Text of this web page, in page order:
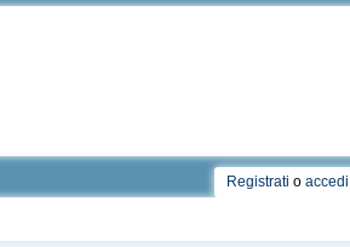
Registrati o accedi